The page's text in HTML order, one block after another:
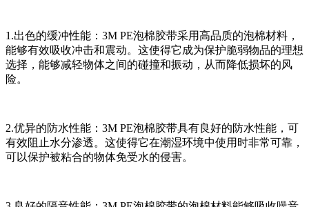
1.出色的缓冲性能：3M PE泡棉胶带采用高品质的泡棉材料，
能够有效吸收冲击和震动。这使得它成为保护脆弱物品的理想
选择，能够减轻物体之间的碰撞和振动，从而降低损坏的风
险。
2.优异的防水性能：3M PE泡棉胶带具有良好的防水性能，可
有效阻止水分渗透。这使得它在潮湿环境中使用时非常可靠，
可以保护被粘合的物体免受水的侵害。